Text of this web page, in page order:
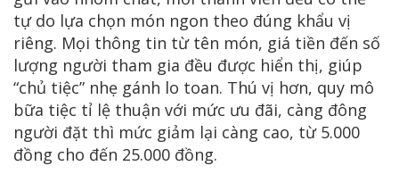
tự do lựa chọn món ngon theo đúng khẩu vị
riêng. Mọi thông tin từ tên món, giá tiền đến số
lượng người tham gia đều được hiển thị, giúp
“chủ tiệc” nhẹ gánh lo toan. Thú vị hơn, quy mô
bữa tiệc tỉ lệ thuận với mức ưu đãi, càng đông
người đặt thì mức giảm lại càng cao, từ 5.000
đồng cho đến 25.000 đồng.